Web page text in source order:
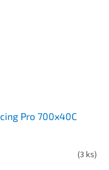
Pro 700x40C
(3 ks)